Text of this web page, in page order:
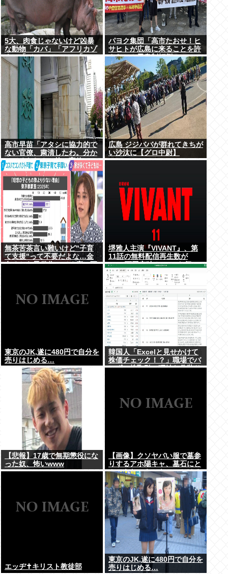
5大、肉食じゃないけど凶暴
な動物「カバ」「アフリカゾ
ウ」「バッファロー」「コー
カサスオオカブト」
パヨク集団「高市たおせ！ヒ
サヒトが広島に来ることを許
さない！天皇制打倒！」
高市早苗「アタシに協力的で
ない官僚、粛清したわ。分か
ってるわね？」他の官僚
「(ブルブル)」
広島 ジジババが群れてきちが
い沙汰に【グロ中尉】
無茶苦茶言い難いけど"子育
て支援"って不要だよな…金
有るから子供作ってる癖に更
堺雅人主演『VIVANT』、第
11話の無料配信再生数が
1000万回突破！ TVerお気に
入り登録者数は300万超えで
TBS連ドラ歴代トップ
東京のJK,遂に480円で自分を
売りはじめる…
韓国人「Excelと見せかけて
株価チェック！？」職場でバ
レずに株取引、巧妙な偽装サ
【悲報】17歳で無期懲役にな
った奴、怖いwww
【画像】クソヤバい服で墓参
りするアホ陽キャ、墓石にと
んでもないものをぶっかける
エッヂ✝️キリスト教徒部
東京のJK,遂に480円で自分を
売りはじめる…